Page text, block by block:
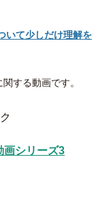
いて少しだけ理解を
する動画です。
シリーズ3